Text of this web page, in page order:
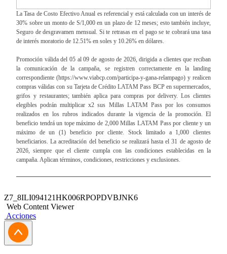
La Tasa de Costo Efectivo Anual es referencial y está calculada con un interés de
30% sobre un monto de S/1,000 en un plazo de 12 meses; esto también incluye,
Seguro de desgravamen mensual. Si te retrasas en el pago se te cobrará una tasa
de interés moratorio de 12.51% en soles y 10.26% en dólares.
Promoción válida del 05 al 09 de agosto de 2026, dirigida a clientes que reciban
la comunicación de la campaña, se registren correctamente en la landing
correspondiente (https://www.viabcp.com/participa-y-gana-relampago) y realicen
compras válidas con su Tarjeta de Crédito LATAM Pass BCP en supermercados,
grifos y restaurantes; también aplica para compras por delivery. Los clientes
elegibles podrán multiplicar x2 sus Millas LATAM Pass por los consumos
realizados en los rubros indicados durante la vigencia de la promoción. El
beneficio tendrá un tope máximo de 2,000 Millas LATAM Pass por cliente y un
máximo de un (1) beneficio por cliente. Stock limitado a 1,000 clientes
beneficiarios. La acreditación del beneficio se realizará hasta el 31 de agosto de
2026, siempre que el cliente cumpla con las condiciones establecidas en la
campaña. Aplican términos, condiciones, restricciones y exclusiones.
Z7_8ILI094121HK006RPOPDVBJNK6
Web Content Viewer
Acciones